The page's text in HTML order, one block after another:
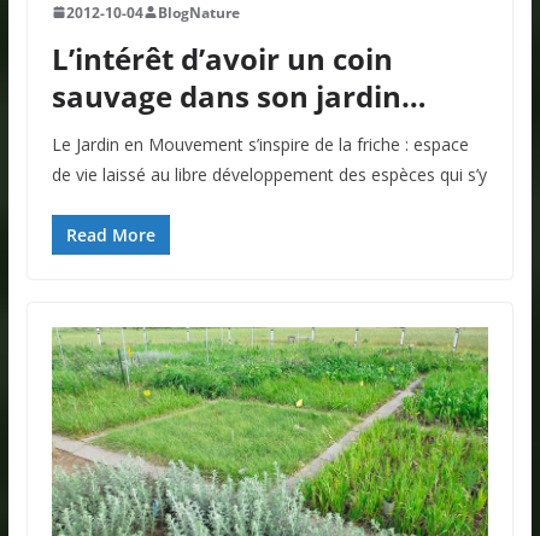
2012-10-04 BlogNature
L’intérêt d’avoir un coin
sauvage dans son jardin…
Le Jardin en Mouvement s’inspire de la friche : espace
de vie laissé au libre développement des espèces qui s’y
Read More